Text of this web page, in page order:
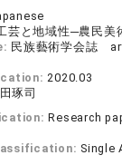
芸と地域性─農民美
民族藝術学会誌
2020.03
琢司
Research
Single